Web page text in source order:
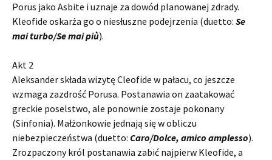
Porus jako Asbite i uznaje za dowód planowanej zdrady.
Kleofide oskarża go o niesłuszne podejrzenia (duetto: Se
mai turbo/Se mai più).
Akt 2
Aleksander składa wizytę Cleofide w pałacu, co jeszcze
wzmaga zazdrość Porusa. Postanawia on zaatakować
greckie poselstwo, ale ponownie zostaje pokonany
(Sinfonia). Małżonkowie jednają się w obliczu
niebezpieczeństwa (duetto: Caro/Dolce, amico amplesso).
Zrozpaczony król postanawia zabić najpierw Kleofide, a